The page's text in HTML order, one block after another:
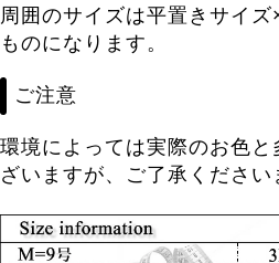
周囲のサイズは平置きサイ
ものになります。
ご注意
環境によっては実際のお色
ざいますが、ご了承ください